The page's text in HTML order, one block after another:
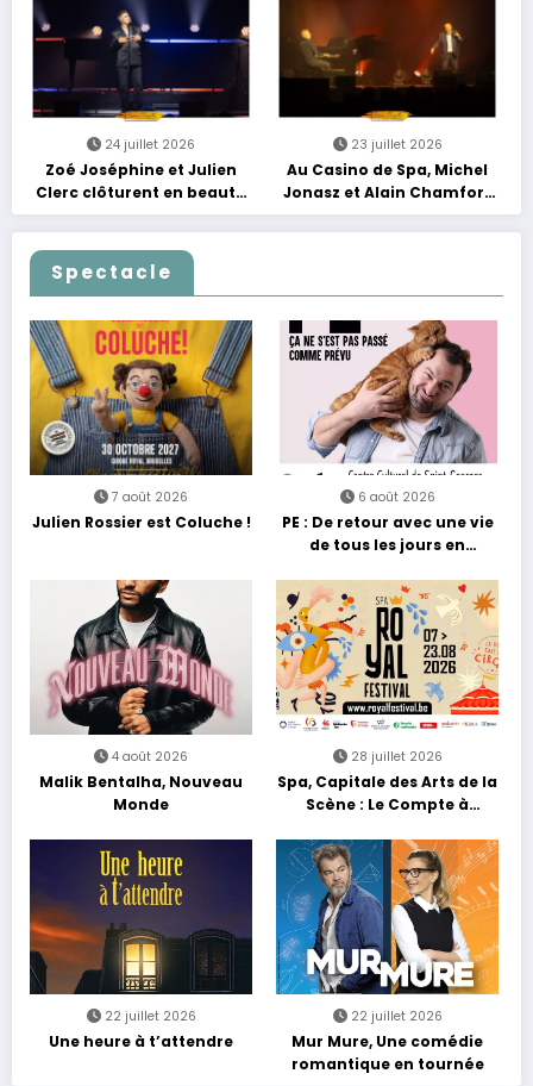
24 juillet 2026
Zoé Joséphine et Julien
Clerc clôturent en beauté
Les Nuits Francofolies au
Casino
23 juillet 2026
Au Casino de Spa, Michel
Jonasz et Alain Chamfort
célèbrent le temps qui
passe… sans jamais céder
Spectacle
7 août 2026
Julien Rossier est Coluche !
6 août 2026
PE : De retour avec une vie
de tous les jours en
4 août 2026
Malik Bentalha, Nouveau
Monde
28 juillet 2026
Spa, Capitale des Arts de la
Scène : Le Compte à
22 juillet 2026
Une heure à t’attendre
22 juillet 2026
Mur Mure, Une comédie
romantique en tournée